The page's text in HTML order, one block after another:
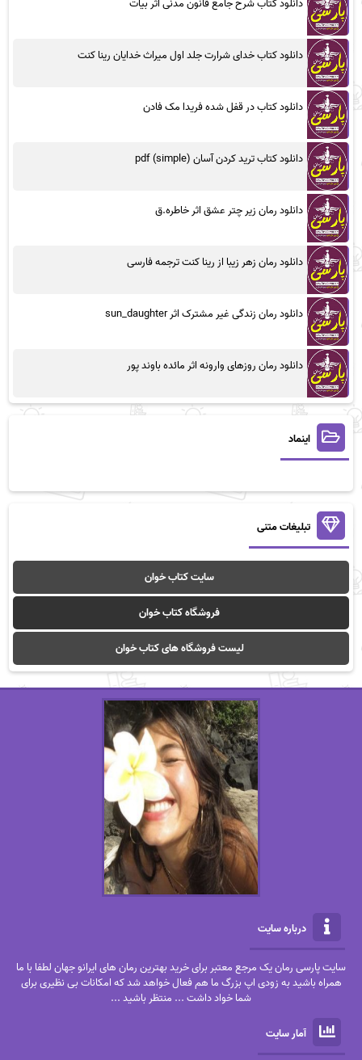
دانلود کتاب شرح جامع قانون مدنی اثر بیات
دانلود کتاب خدای شرارت جلد اول میراث خدایان رینا کنت
دانلود کتاب در قفل شده فریدا مک فادن
دانلود کتاب ترید کردن آسان (simple) pdf
دانلود رمان زیر چتر عشق اثر خاطره.ق
دانلود رمان زهر زیبا از رینا کنت ترجمه فارسی
دانلود رمان زندگی غیر مشترک اثر sun_daughter
دانلود رمان روزهای وارونه اثر مائده باوند پور
اینماد
تبلیغات متنی
سایت کتاب خوان
فروشگاه کتاب خوان
لیست فروشگاه های کتاب خوان
درباره سایت
سایت پارسی رمان یک مرجع معتبر برای خرید بهترین رمان های ایرانو جهان لطفا با ما
همراه باشید به زودی اپ بزرگ ما هم فعال خواهد شد که امکانات بی نظیری برای
شما خواد داشت ... منتظر باشید ...
آمار سایت